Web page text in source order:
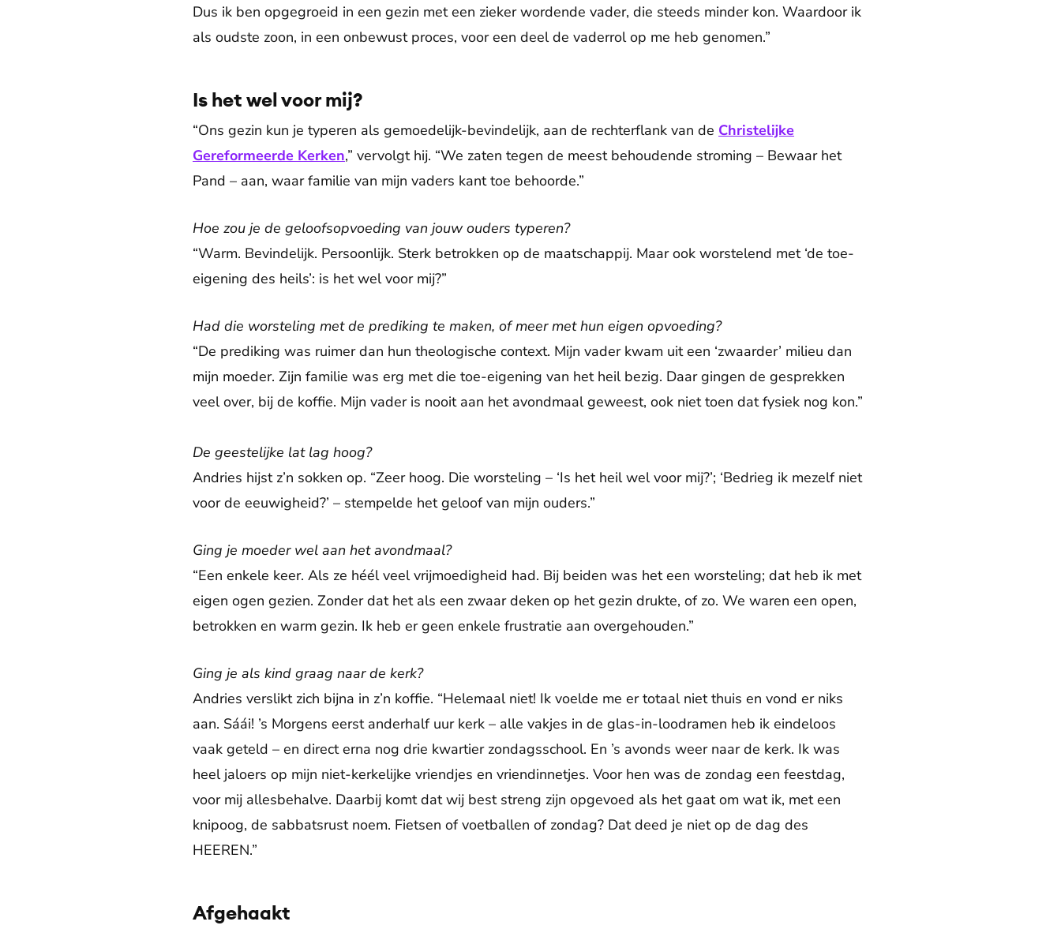
Dus ik ben opgegroeid in een gezin met een zieker wordende vader, die steeds minder kon. Waardoor ik
als oudste zoon, in een onbewust proces, voor een deel de vaderrol op me heb genomen.”
Is het wel voor mij?
“Ons gezin kun je typeren als gemoedelijk-bevindelijk, aan de rechterflank van de Christelijke
Gereformeerde Kerken,” vervolgt hij. “We zaten tegen de meest behoudende stroming – Bewaar het
Pand – aan, waar familie van mijn vaders kant toe behoorde.”
Hoe zou je de geloofsopvoeding van jouw ouders typeren?
“Warm. Bevindelijk. Persoonlijk. Sterk betrokken op de maatschappij. Maar ook worstelend met ‘de toe-
eigening des heils’: is het wel voor mij?”
Had die worsteling met de prediking te maken, of meer met hun eigen opvoeding?
“De prediking was ruimer dan hun theologische context. Mijn vader kwam uit een ‘zwaarder’ milieu dan
mijn moeder. Zijn familie was erg met die toe-eigening van het heil bezig. Daar gingen de gesprekken
veel over, bij de koffie. Mijn vader is nooit aan het avondmaal geweest, ook niet toen dat fysiek nog kon.”
De geestelijke lat lag hoog?
Andries hijst z’n sokken op. “Zeer hoog. Die worsteling – ‘Is het heil wel voor mij?’; ‘Bedrieg ik mezelf niet
voor de eeuwigheid?’ – stempelde het geloof van mijn ouders.”
Ging je moeder wel aan het avondmaal?
“Een enkele keer. Als ze héél veel vrijmoedigheid had. Bij beiden was het een worsteling; dat heb ik met
eigen ogen gezien. Zonder dat het als een zwaar deken op het gezin drukte, of zo. We waren een open,
betrokken en warm gezin. Ik heb er geen enkele frustratie aan overgehouden.”
Ging je als kind graag naar de kerk?
Andries verslikt zich bijna in z’n koffie. “Helemaal niet! Ik voelde me er totaal niet thuis en vond er niks
aan. Sáái! ’s Morgens eerst anderhalf uur kerk – alle vakjes in de glas-in-loodramen heb ik eindeloos
vaak geteld – en direct erna nog drie kwartier zondagsschool. En ’s avonds weer naar de kerk. Ik was
heel jaloers op mijn niet-kerkelijke vriendjes en vriendinnetjes. Voor hen was de zondag een feestdag,
voor mij allesbehalve. Daarbij komt dat wij best streng zijn opgevoed als het gaat om wat ik, met een
knipoog, de sabbatsrust noem. Fietsen of voetballen of zondag? Dat deed je niet op de dag des
HEEREN.”
Afgehaakt